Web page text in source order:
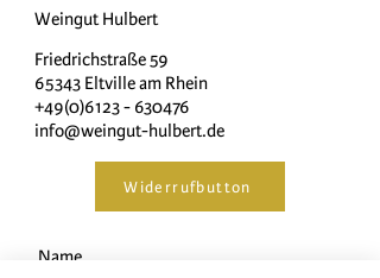
Weingut Hulbert
Friedrichstraße 59
65343 Eltville am Rhein
+49(0)6123 - 630476
info@weingut-hulbert.de
Widerrufbutton